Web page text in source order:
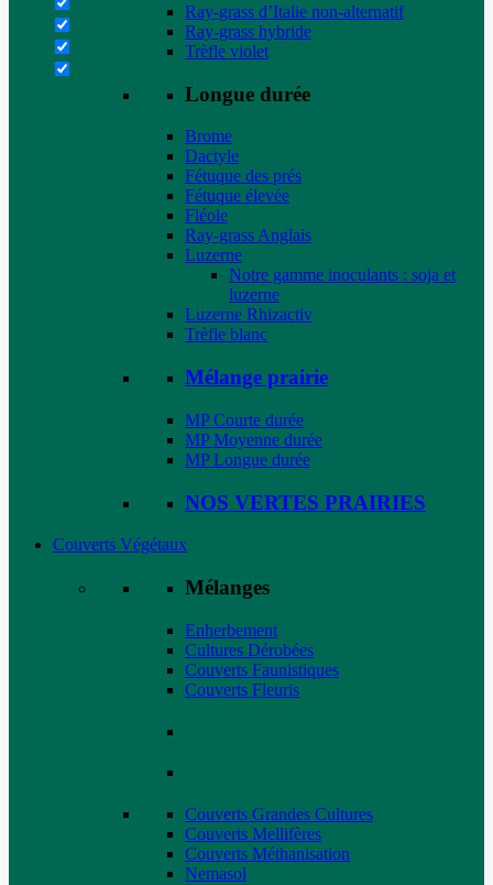
Ray-grass d’Italie non-alternatif
Ray-grass hybride
Trèfle violet
Longue durée
Brome
Dactyle
Fétuque des prés
Fétuque élevée
Fléole
Ray-grass Anglais
Luzerne
Notre gamme inoculants : soja et
luzerne
Luzerne Rhizactiv
Trèfle blanc
Mélange prairie
MP Courte durée
MP Moyenne durée
MP Longue durée
NOS VERTES PRAIRIES
Couverts Végétaux
Mélanges
Enherbement
Cultures Dérobées
Couverts Faunistiques
Couverts Fleuris
Couverts Grandes Cultures
Couverts Mellifères
Couverts Méthanisation
Nemasol